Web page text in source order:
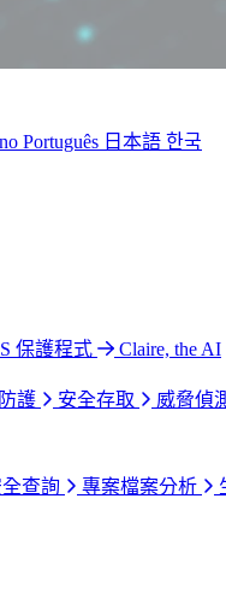
Português 日本語 한국
保護程式
Claire, the AI
護 安全存取
威脅偵
查詢 專案檔案分析